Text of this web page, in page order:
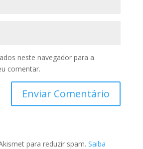
neste navegador para a
comentar.
para reduzir spam. Saiba